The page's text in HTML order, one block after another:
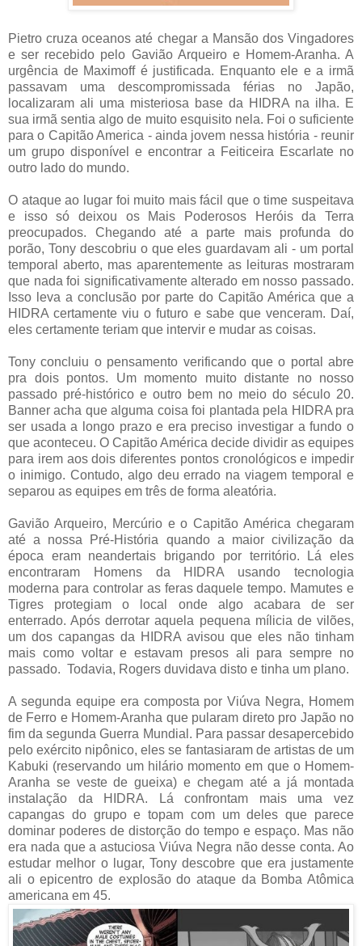
Pietro cruza oceanos até chegar a Mansão dos Vingadores
e ser recebido pelo Gavião Arqueiro e Homem-Aranha. A
urgência de Maximoff é justificada. Enquanto ele e a irmã
passavam uma descompromissada férias no Japão,
localizaram ali uma misteriosa base da HIDRA na ilha. E
sua irmã sentia algo de muito esquisito nela. Foi o suficiente
para o Capitão America - ainda jovem nessa história - reunir
um grupo disponível e encontrar a Feiticeira Escarlate no
outro lado do mundo.
O ataque ao lugar foi muito mais fácil que o time suspeitava
e isso só deixou os Mais Poderosos Heróis da Terra
preocupados. Chegando até a parte mais profunda do
porão, Tony descobriu o que eles guardavam ali - um portal
temporal aberto, mas aparentemente as leituras mostraram
que nada foi significativamente alterado em nosso passado.
Isso leva a conclusão por parte do Capitão América que a
HIDRA certamente viu o futuro e sabe que venceram. Daí,
eles certamente teriam que intervir e mudar as coisas.
Tony concluiu o pensamento verificando que o portal abre
pra dois pontos. Um momento muito distante no nosso
passado pré-histórico e outro bem no meio do século 20.
Banner acha que alguma coisa foi plantada pela HIDRA pra
ser usada a longo prazo e era preciso investigar a fundo o
que aconteceu. O Capitão América decide dividir as equipes
para irem aos dois diferentes pontos cronológicos e impedir
o inimigo. Contudo, algo deu errado na viagem temporal e
separou as equipes em três de forma aleatória.
Gavião Arqueiro, Mercúrio e o Capitão América chegaram
até a nossa Pré-História quando a maior civilização da
época eram neandertais brigando por território. Lá eles
encontraram Homens da HIDRA usando tecnologia
moderna para controlar as feras daquele tempo. Mamutes e
Tigres protegiam o local onde algo acabara de ser
enterrado. Após derrotar aquela pequena mílicia de vilões,
um dos capangas da HIDRA avisou que eles não tinham
mais como voltar e estavam presos ali para sempre no
passado. Todavia, Rogers duvidava disto e tinha um plano.
A segunda equipe era composta por Viúva Negra, Homem
de Ferro e Homem-Aranha que pularam direto pro Japão no
fim da segunda Guerra Mundial. Para passar desapercebido
pelo exército nipônico, eles se fantasiaram de artistas de um
Kabuki (reservando um hilário momento em que o Homem-
Aranha se veste de gueixa) e chegam até a já montada
instalação da HIDRA. Lá confrontam mais uma vez
capangas do grupo e topam com um deles que parece
dominar poderes de distorção do tempo e espaço. Mas não
era nada que a astuciosa Viúva Negra não desse conta. Ao
estudar melhor o lugar, Tony descobre que era justamente
ali o epicentro de explosão do ataque da Bomba Atômica
americana em 45.